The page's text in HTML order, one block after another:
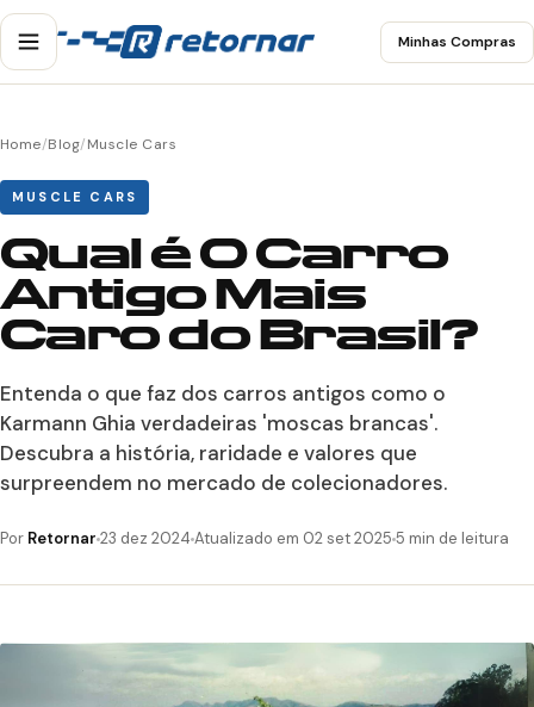
Minhas Compras
Home/Blog/Muscle Cars
MUSCLE CARS
Qual é O Carro
Antigo Mais
Caro do Brasil?
Entenda o que faz dos carros antigos como o
Karmann Ghia verdadeiras 'moscas brancas'.
Descubra a história, raridade e valores que
surpreendem no mercado de colecionadores.
Por Retornar 23 dez 2024 Atualizado em 02 set 2025 5 min de leitura